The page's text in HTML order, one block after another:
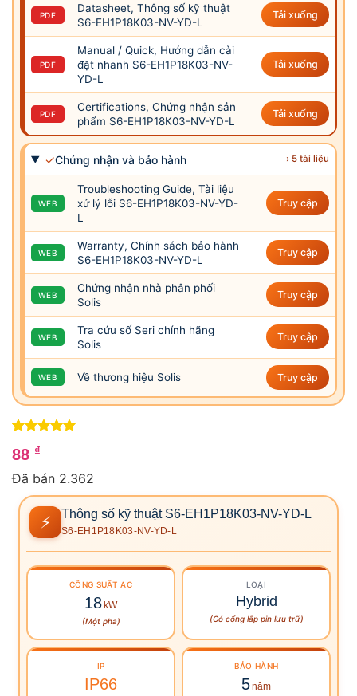
PDF
Datasheet, Thông số kỹ thuật
S6-EH1P18K03-NV-YD-L
Tải xuống
PDF
Manual / Quick, Hướng dẫn cài
đặt nhanh S6-EH1P18K03-NV-
YD-L
Tải xuống
PDF
Certifications, Chứng nhận sản
phẩm S6-EH1P18K03-NV-YD-L
Tải xuống
✓Chứng nhận và bảo hành › 5 tài liệu
WEB
Troubleshooting Guide, Tài liệu
xử lý lỗi S6-EH1P18K03-NV-YD-
L
Truy cập
WEB
Warranty, Chính sách bảo hành
S6-EH1P18K03-NV-YD-L
Truy cập
WEB
Chứng nhận nhà phân phối
Solis
Truy cập
WEB
Tra cứu số Seri chính hãng
Solis
Truy cập
WEB Về thương hiệu Solis Truy cập
trên 5
dựa trên
88 ₫
Đã bán 2.362
⚡ Thông số kỹ thuật S6-EH1P18K03-NV-YD-L
S6-EH1P18K03-NV-YD-L
CÔNG SUẤT AC
18kW
(Một pha)
LOẠI
Hybrid
(Có cổng lắp pin lưu trữ)
IP
IP66
BẢO HÀNH
5năm